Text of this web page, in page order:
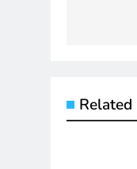
Related